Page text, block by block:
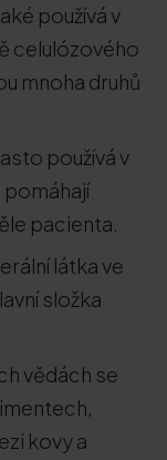
používá v
celulózového
mnoha druhů
používá v
pacienta.
látka ve
složka
vědách se
kovy a